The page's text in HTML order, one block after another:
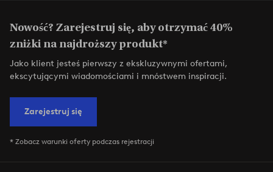
Nowość? Zarejestruj się, aby otrzymać 40%
zniżki na najdroższy produkt*
Jako klient jesteś pierwszy z ekskluzywnymi ofertami,
ekscytującymi wiadomościami i mnóstwem inspiracji.
Zarejestruj się
* Zobacz warunki oferty podczas rejestracji